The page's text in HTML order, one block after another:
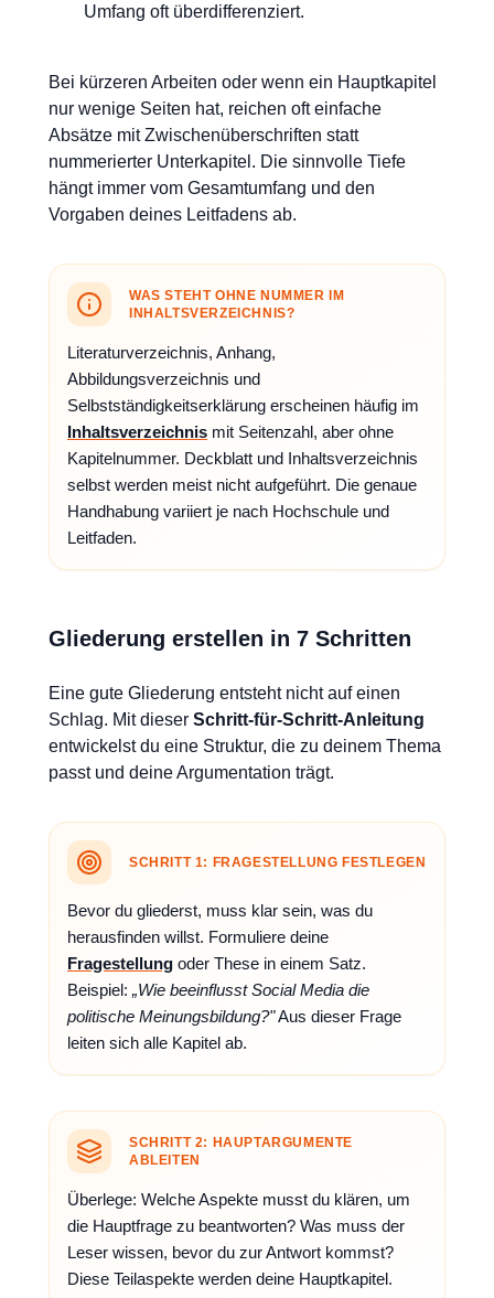
Umfang oft überdifferenziert.
Bei kürzeren Arbeiten oder wenn ein Hauptkapitel
nur wenige Seiten hat, reichen oft einfache
Absätze mit Zwischenüberschriften statt
nummerierter Unterkapitel. Die sinnvolle Tiefe
hängt immer vom Gesamtumfang und den
Vorgaben deines Leitfadens ab.
WAS STEHT OHNE NUMMER IM
INHALTSVERZEICHNIS?
Literaturverzeichnis, Anhang,
Abbildungsverzeichnis und
Selbstständigkeitserklärung erscheinen häufig im
Inhaltsverzeichnis mit Seitenzahl, aber ohne
Kapitelnummer. Deckblatt und Inhaltsverzeichnis
selbst werden meist nicht aufgeführt. Die genaue
Handhabung variiert je nach Hochschule und
Leitfaden.
Gliederung erstellen in 7 Schritten
Eine gute Gliederung entsteht nicht auf einen
Schlag. Mit dieser Schritt-für-Schritt-Anleitung
entwickelst du eine Struktur, die zu deinem Thema
passt und deine Argumentation trägt.
SCHRITT 1: FRAGESTELLUNG FESTLEGEN
Bevor du gliederst, muss klar sein, was du
herausfinden willst. Formuliere deine
Fragestellung oder These in einem Satz.
Beispiel: „Wie beeinflusst Social Media die
politische Meinungsbildung?"Aus dieser Frage
leiten sich alle Kapitel ab.
SCHRITT 2: HAUPTARGUMENTE
ABLEITEN
Überlege: Welche Aspekte musst du klären, um
die Hauptfrage zu beantworten? Was muss der
Leser wissen, bevor du zur Antwort kommst?
Diese Teilaspekte werden deine Hauptkapitel.